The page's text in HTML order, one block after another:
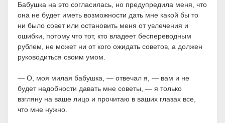
Бабушка на это согласилась, но предупредила меня, что
она не будет иметь возможности дать мне какой бы то
ни было совет или остановить меня от увлечения и
ошибки, потому что тот, кто владеет беспереводным
рублем, не может ни от кого ожидать советов, а должен
руководиться своим умом.
— О, моя милая бабушка, — отвечал я, — вам и не
будет надобности давать мне советы, — я только
взгляну на ваше лицо и прочитаю в ваших глазах все,
что мне нужно.